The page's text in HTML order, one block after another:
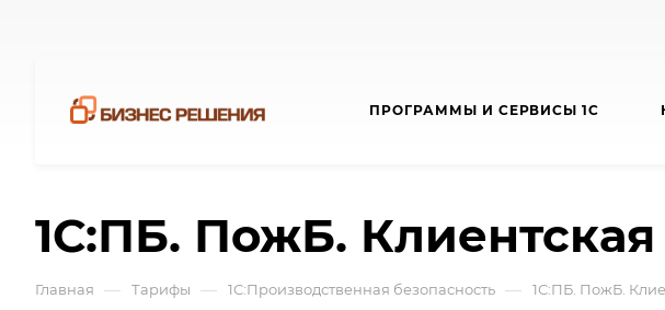
ПРОГРАММЫ И СЕРВИСЫ 1С
1С:ПБ. ПожБ.
Главная — Тарифы — 1С:Производственная безопасность — 1С:ПБ. ПожБ.